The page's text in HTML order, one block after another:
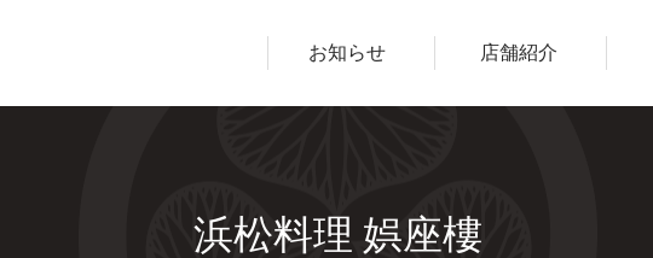
お知らせ 店舗紹介
浜松料理 娯座樓